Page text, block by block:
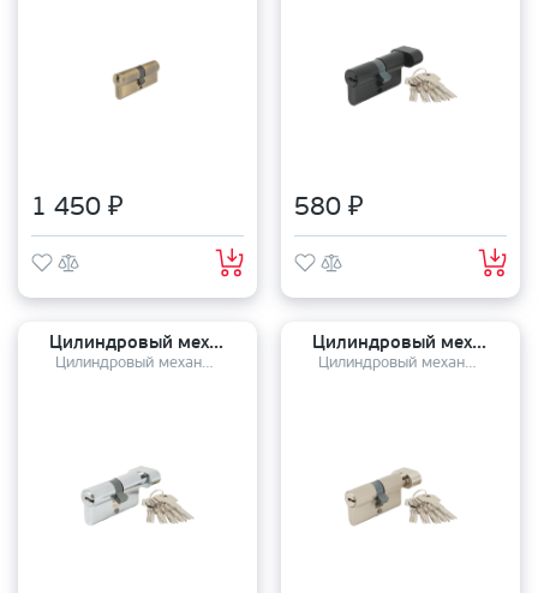
1 450 ₽ 580 ₽
Цилиндровый механизм TANDOOR TDZM-60-P-С (30*30C) CP
Цилиндровый механизм
Цилиндровый механизм TANDOOR TDZM-60-P-С (30*30C) SN
Цилиндровый механизм